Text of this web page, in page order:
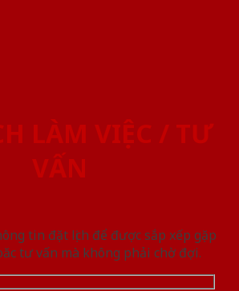
LÀM VIỆC / TƯ
VẤN
tin đặt lịch để được sắp xếp gặp
tư vấn mà không phải chờ đợi.